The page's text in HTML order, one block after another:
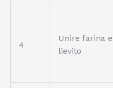
4
Unire farina e
lievito